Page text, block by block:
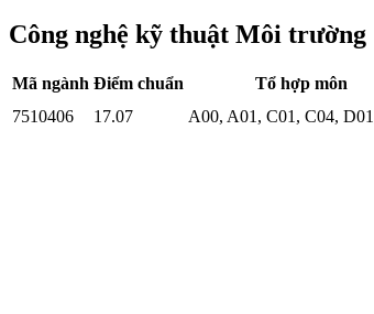
Công nghệ kỹ thuật Môi trường
Mã ngành Điểm chuẩn Tổ hợp môn
7510406
17.07 A00, A01, C01, C04, D01